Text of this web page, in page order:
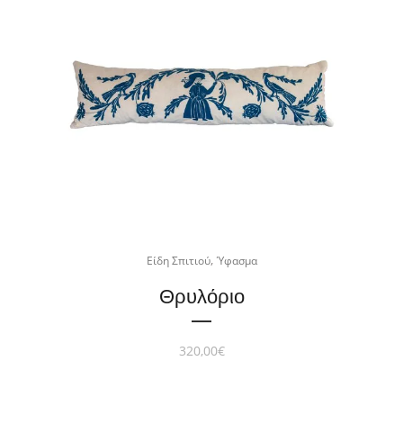
Είδη Σπιτιού, Ύφασμα
Θρυλόριο
320,00€